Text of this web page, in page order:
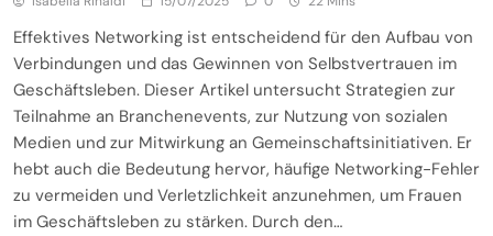
Effektives Networking ist entscheidend für den Aufbau von
Verbindungen und das Gewinnen von Selbstvertrauen im
Geschäftsleben. Dieser Artikel untersucht Strategien zur
Teilnahme an Branchenevents, zur Nutzung von sozialen
Medien und zur Mitwirkung an Gemeinschaftsinitiativen. Er
hebt auch die Bedeutung hervor, häufige Networking-Fehler
zu vermeiden und Verletzlichkeit anzunehmen, um Frauen
im Geschäftsleben zu stärken. Durch den…